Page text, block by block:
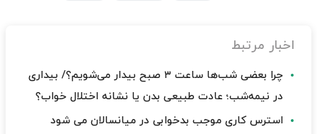
اخبار مرتبط
چرا بعضی شب‌ها ساعت ۳ صبح بیدار می‌شویم؟/ بیداری
در نیمه‌شب؛ عادت طبیعی بدن یا نشانه اختلال خواب؟
استرس کاری موجب بدخوابی در میانسالان می شود